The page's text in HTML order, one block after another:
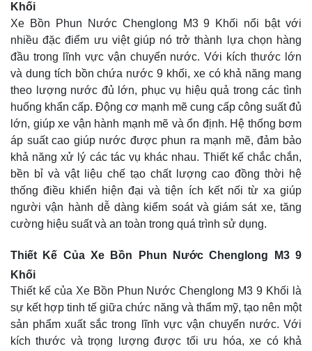
Khối
Xe Bồn Phun Nước Chenglong M3 9 Khối nổi bật với
nhiều đặc điểm ưu việt giúp nó trở thành lựa chọn hàng
đầu trong lĩnh vực vận chuyển nước. Với kích thước lớn
và dung tích bồn chứa nước 9 khối, xe có khả năng mang
theo lượng nước đủ lớn, phục vụ hiệu quả trong các tình
huống khẩn cấp. Động cơ mạnh mẽ cung cấp công suất đủ
lớn, giúp xe vận hành mạnh mẽ và ổn định. Hệ thống bơm
áp suất cao giúp nước được phun ra mạnh mẽ, đảm bảo
khả năng xử lý các tác vụ khác nhau. Thiết kế chắc chắn,
bền bỉ và vật liệu chế tạo chất lượng cao đồng thời hệ
thống điều khiển hiện đại và tiện ích kết nối từ xa giúp
người vận hành dễ dàng kiểm soát và giám sát xe, tăng
cường hiệu suất và an toàn trong quá trình sử dụng.
Thiết Kế Của Xe Bồn Phun Nước Chenglong M3 9
Khối
Thiết kế của Xe Bồn Phun Nước Chenglong M3 9 Khối là
sự kết hợp tinh tế giữa chức năng và thẩm mỹ, tạo nên một
sản phẩm xuất sắc trong lĩnh vực vận chuyển nước. Với
kích thước và trọng lượng được tối ưu hóa, xe có khả